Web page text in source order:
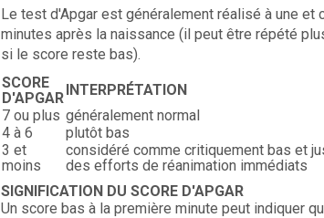
Le test d'Apgar est généralement réalisé à une et
minutes après la naissance (il peut être répété
si le score reste bas).
SCORE
D'APGARINTERPRÉTATION
7 ou plus généralement normal
4 à 6
plutôt bas
3 et
moins
considéré comme critiquement bas et
des efforts de réanimation immédiats
SIGNIFICATION DU SCORE D'APGAR
Un score bas à la première minute peut indiquer